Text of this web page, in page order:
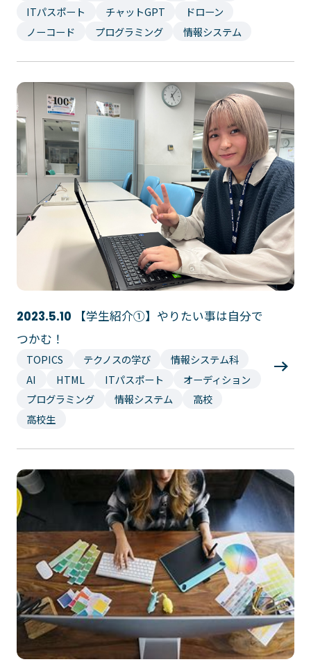
ITパスポート
チャットGPT
ドローン
ノーコード
プログラミング 情報システム
2023.5.10
【学生紹介①】やりたい事は自分で
つかむ！
TOPICS テクノスの学び
情報システム科
AI
HTML ITパスポート
オーディション
プログラミング
情報システム
高校
高校生